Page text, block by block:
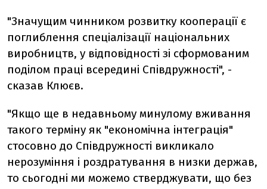
"Значущим чинником розвитку кооперації є
поглиблення спеціалізації національних
виробництв, у відповідності зі сформованим
поділом праці всередині Співдружності", -
сказав Клюєв.
"Якщо ще в недавньому минулому вживання
такого терміну як "економічна інтеграція"
стосовно до Співдружності викликало
нерозуміння і роздратування в низки держав,
то сьогодні ми можемо стверджувати, що без